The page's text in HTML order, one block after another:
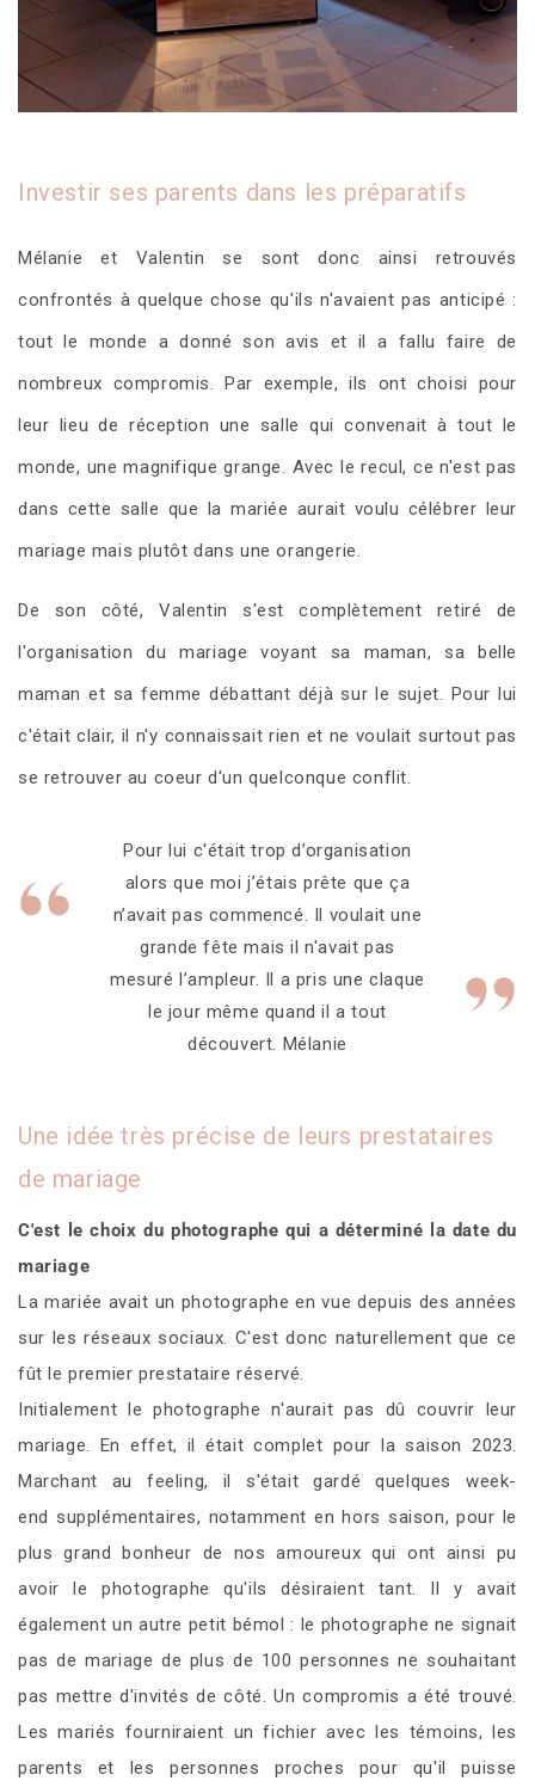
Investir ses parents dans les préparatifs
Mélanie et Valentin se sont donc ainsi retrouvés
confrontés à quelque chose qu'ils n'avaient pas anticipé :
tout le monde a donné son avis et il a fallu faire de
nombreux compromis. Par exemple, ils ont choisi pour
leur lieu de réception une salle qui convenait à tout le
monde, une magnifique grange. Avec le recul, ce n'est pas
dans cette salle que la mariée aurait voulu célébrer leur
mariage mais plutôt dans une orangerie.
De son côté, Valentin s'est complètement retiré de
l'organisation du mariage voyant sa maman, sa belle
maman et sa femme débattant déjà sur le sujet. Pour lui
c'était clair, il n'y connaissait rien et ne voulait surtout pas
se retrouver au coeur d'un quelconque conflit.
Pour lui c'était trop d’organisation
alors que moi j’étais prête que ça
n’avait pas commencé. Il voulait une
grande fête mais il n'avait pas
mesuré l’ampleur. Il a pris une claque
le jour même quand il a tout
découvert. Mélanie
Une idée très précise de leurs prestataires
de mariage
C'est le choix du photographe qui a déterminé la date du
mariage
La mariée avait un photographe en vue depuis des années
sur les réseaux sociaux. C'est donc naturellement que ce
fût le premier prestataire réservé.
Initialement le photographe n'aurait pas dû couvrir leur
mariage. En effet, il était complet pour la saison 2023.
Marchant au feeling, il s'était gardé quelques week-
end supplémentaires, notamment en hors saison, pour le
plus grand bonheur de nos amoureux qui ont ainsi pu
avoir le photographe qu'ils désiraient tant. Il y avait
également un autre petit bémol : le photographe ne signait
pas de mariage de plus de 100 personnes ne souhaitant
pas mettre d'invités de côté. Un compromis a été trouvé.
Les mariés fourniraient un fichier avec les témoins, les
parents et les personnes proches pour qu'il puisse